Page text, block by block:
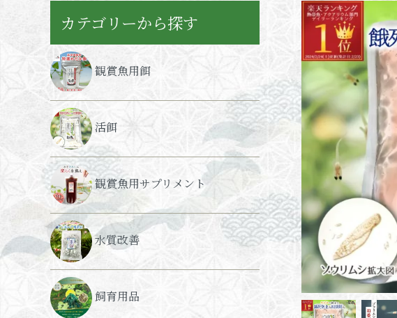
カテゴリーから探す
観賞魚用餌
活餌
観賞魚用サプリメント
水質改善
飼育用品